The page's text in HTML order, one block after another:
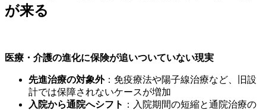
が来る
医療・介護の進化に保険が追いついていない現実
先進治療の対象外：免疫療法や陽子線治療など、旧設
計では保障されないケースが増加
入院から通院へシフト ：入院期間の短縮と通院治療の